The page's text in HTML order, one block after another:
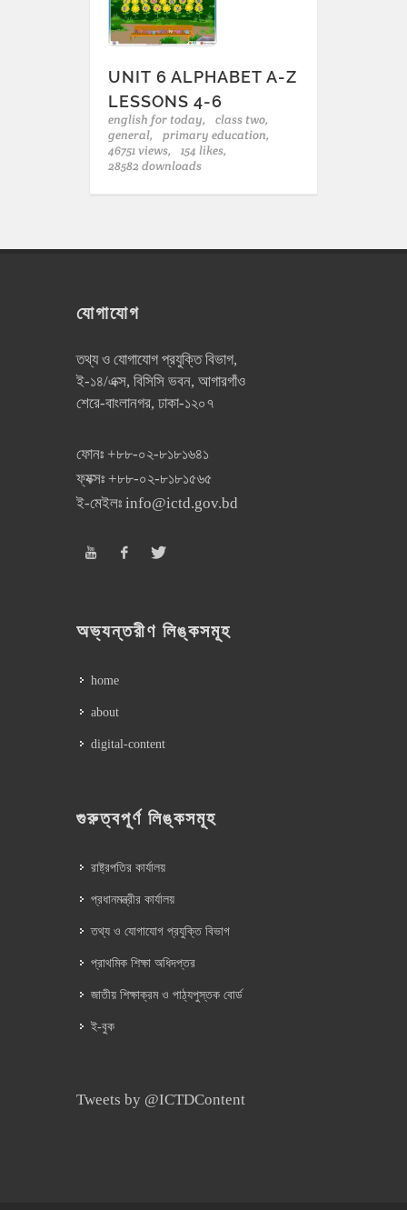
UNIT 6 ALPHABET A-Z
LESSONS 4-6
english for today,
class two,
general,
primary education,
46751 views,
154 likes,
28582 downloads
যোগাযোগ
তথ্য ও যোগাযোগ প্রযুক্তি বিভাগ,
ই-১৪/এক্স, বিসিসি ভবন, আগারগাঁও
শেরে-বাংলানগর, ঢাকা-১২০৭
ফোনঃ +৮৮-০২-৮১৮১৬৪১
ফ্যক্সঃ +৮৮-০২-৮১৮১৫৬৫
ই-মেইলঃ info@ictd.gov.bd
অভ্যন্তরীণ লিঙ্কসমূহ
home
about
digital-content
গুরুত্বপূর্ণ লিঙ্কসমূহ
রাষ্ট্রপতির কার্যালয়
প্রধানমন্ত্রীর কার্যালয়
তথ্য ও যোগাযোগ প্রযুক্তি বিভাগ
প্রাথমিক শিক্ষা অধিদপ্তর
জাতীয় শিক্ষাক্রম ও পাঠ্যপুস্তক বোর্ড
ই-বুক
Tweets by @ICTDContent